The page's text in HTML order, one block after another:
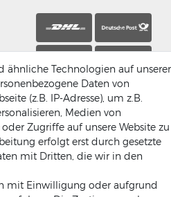
INFORMATIONEN
ähnliche Technologien auf unserer
Daten von
(z.B. IP-Adresse), um z.B.
Medien von
Zugriffe auf unsere Website zu
erfolgt erst durch gesetzte
mit Dritten, die wir in den
mit Einwilligung oder aufgrund